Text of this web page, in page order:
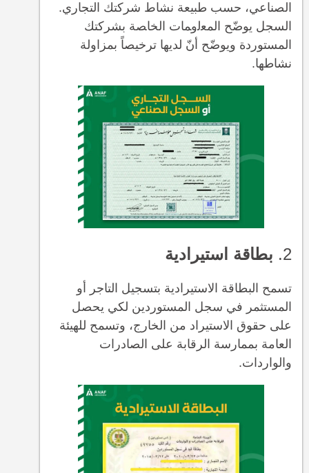
الصناعي، حسب طبيعة نشاط شركتك التجاري.
السجل يوضّح اﻟﻤﻌﻟوﻤﺎت اﻟﺨﺎﺼﺔ بشركتك
المستوردة ويوضّح أنّ لديها ترخيصاً بمزاولة
نشاطها.
2. بطاقة استيرادية
تسمح البطاقة الاستيرادية بتسجيل التاجر أو
المستثمر في سجل المستوردين لكي يحصل
على حقوق الاستيراد من الخارج، وتسمح للهيئة
العامة بممارسة الرقابة على الصادرات
والواردات.